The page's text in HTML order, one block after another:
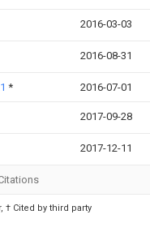
2016-03-03
2016-08-31
* 2016-07-01
2017-09-28
2017-12-11
† Cited by third party